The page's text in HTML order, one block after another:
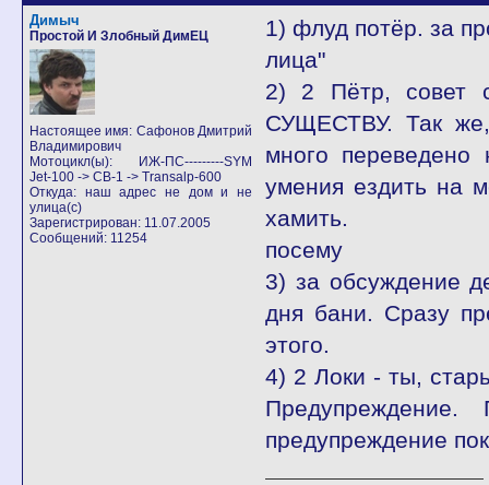
Димыч
Простой И Злобный ДимЕЦ
Настоящее имя: Сафонов Дмитрий
Владимирович
Мотоцикл(ы): ИЖ-ПС---------SYM
Jet-100 -> CB-1 -> Transalp-600
Откуда: наш адрес не дом и не
улица(с)
Зарегистрирован: 11.07.2005
Сообщений: 11254
1) флуд потёр. за
лица"
2) 2 Пётр, совет
СУЩЕСТВУ. Так же,
много
умения ездить на
хамить.
посему
3) за обсуждение
дня бани. Сразу
этого.
4) 2 Локи - ты,
предупреждение